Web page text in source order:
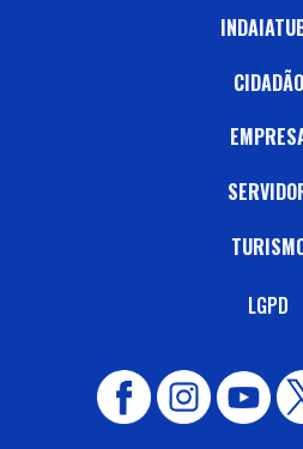
CIDADÃO
LGPD